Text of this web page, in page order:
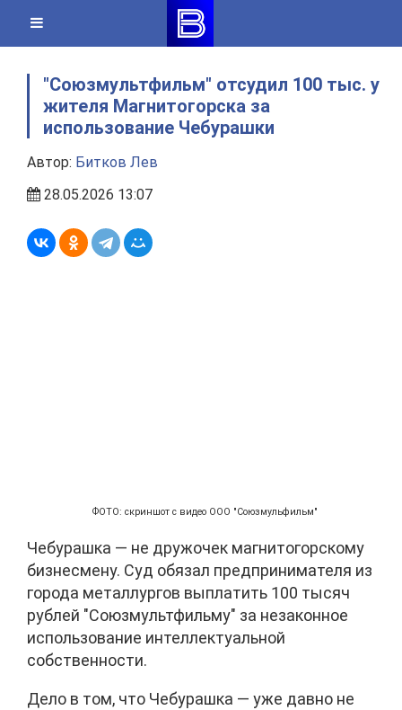
content
"Союзмультфильм" отсудил 100 тыс. у
жителя Магнитогорска за
использование Чебурашки
Автор: Битков Лев
28.05.2026 13:07
ФОТО: скриншот с видео ООО "Союзмульфильм"
Чебурашка — не дружочек магнитогорскому
бизнесмену. Суд обязал предпринимателя из
города металлургов выплатить 100 тысяч
рублей "Союзмультфильму" за незаконное
использование интеллектуальной
собственности.
Дело в том, что Чебурашка — уже давно не